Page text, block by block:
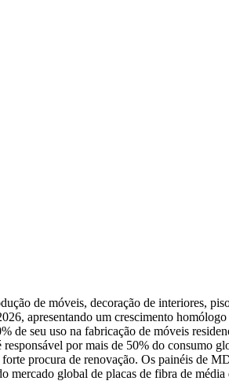
de móveis, decoração de interiores,
apresentando um crescimento
de seu uso na fabricação de móveis
por mais de 50% do consumo
procura de renovação. Os painéis de
mercado global de placas de fibra de